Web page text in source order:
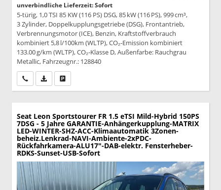
unverbindliche Lieferzeit: Sofort
5-türig, 1,0 TSI 85 KW (116 PS) DSG, 85 kW (116 PS), 999 cm³,
3 Zylinder, Doppelkupplungsgetriebe (DSG), Frontantrieb,
Verbrennungsmotor (ICE), Benzin, Kraftstoffverbrauch
kombiniert 5,8 l/100km (WLTP), CO₂-Emission kombiniert
133.00 g/km (WLTP), CO₂-Klasse D, Außenfarbe: Rauchgrau
Metallic, Fahrzeugnr.: 128840
Wir rufen Sie anPDF-Datei, Fahrzeugexposé drucken
Seat Leon Sportstourer FR 1.5 eTSI Mild-Hybrid 150PS
7DSG - 5 Jahre GARANTIE-Anhängerkupplung-MATRIX
LED-WINTER-SHZ-ACC-Klimaautomatik 3Zonen-
beheiz.Lenkrad-NAVI-Ambiente-2xPDC-
Rückfahrkamera-ALU17"-DAB-elektr. Fensterheber-
RDKS-Sunset-USB-Sofort